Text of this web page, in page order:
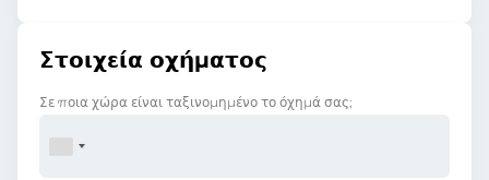
Στοιχεία οχήματος
Σε ποια χώρα είναι ταξινομημένο το όχημά σας;